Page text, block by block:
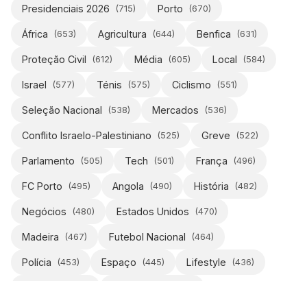
Presidenciais 2026 (715) Porto (670)
África (653) Agricultura (644) Benfica (631)
Proteção Civil (612) Média (605) Local (584)
Israel (577) Ténis (575) Ciclismo (551)
Seleção Nacional (538) Mercados (536)
Conflito Israelo-Palestiniano (525) Greve (522)
Parlamento (505) Tech (501) França (496)
FC Porto (495) Angola (490) História (482)
Negócios (480) Estados Unidos (470)
Madeira (467) Futebol Nacional (464)
Polícia (453) Espaço (445) Lifestyle (436)